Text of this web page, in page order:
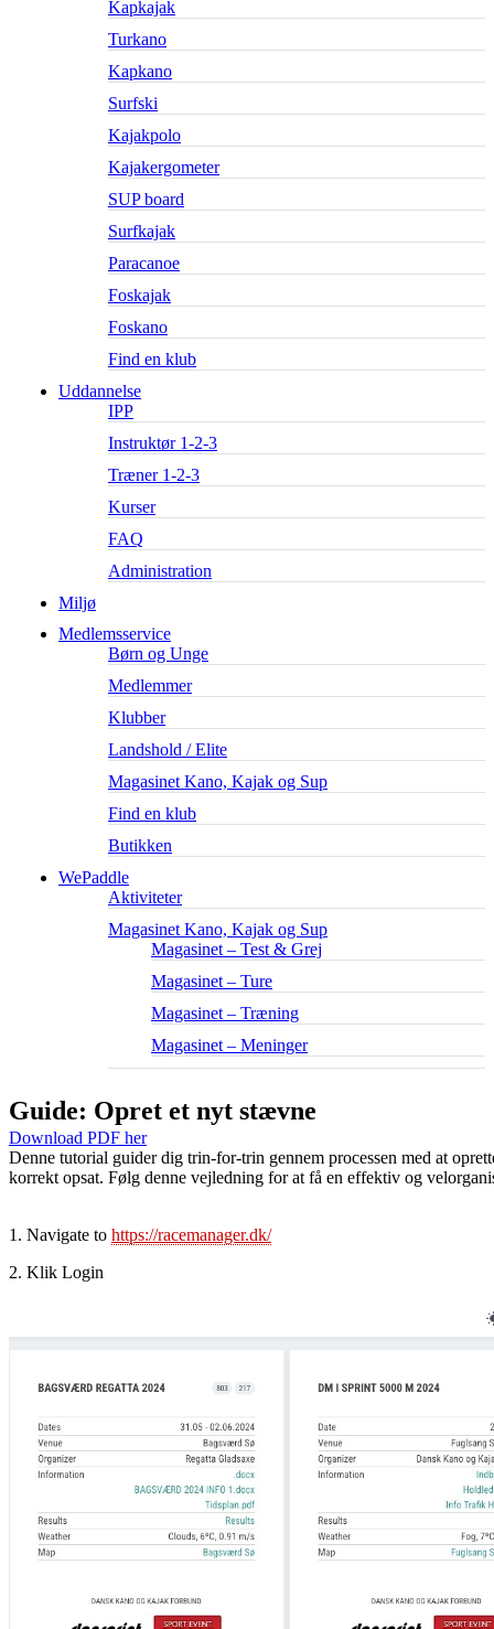
Kapkajak
Turkano
Kapkano
Surfski
Kajakpolo
Kajakergometer
SUP board
Surfkajak
Paracanoe
Foskajak
Foskano
Find en klub
Uddannelse
IPP
Instruktør 1-2-3
Træner 1-2-3
Kurser
FAQ
Administration
Miljø
Medlemsservice
Børn og Unge
Medlemmer
Klubber
Landshold / Elite
Magasinet Kano, Kajak og Sup
Find en klub
Butikken
WePaddle
Aktiviteter
Magasinet Kano, Kajak og Sup
Magasinet – Test & Grej
Magasinet – Ture
Magasinet – Træning
Magasinet – Meninger
Guide: Opret et nyt stævne
Download PDF her
Denne tutorial guider dig trin-for-trin gennem processen med at
korrekt opsat. Følg denne vejledning for at få en effektiv og
1. Navigate to https://racemanager.dk/
2. Klik Login